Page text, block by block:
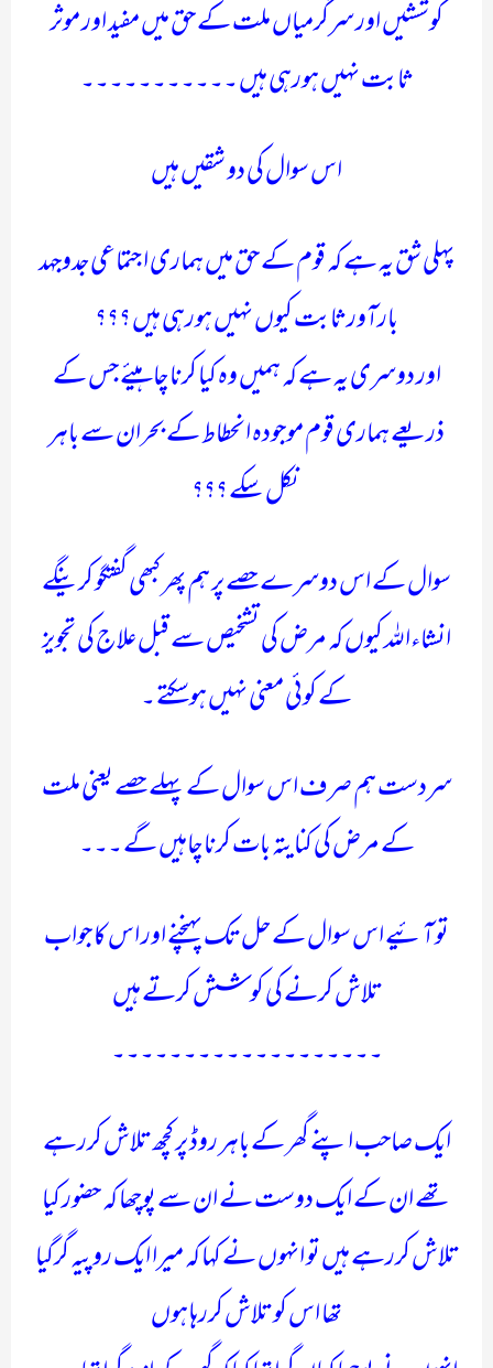
کوششیں اور سرگرمیاں ملت کے حق میں مفید اور موثر
ثابت نہیں ہورہی ہیں ۔۔۔۔۔۔۔۔۔۔۔
اس سوال کی دو شقیں ہیں
پہلی شق یہ ہے کہ قوم کے حق میں ہماری اجتماعی جدوجہد
بارآور ثابت کیوں نہیں ہورہی ہیں ؟؟؟
اور دوسری یہ ہے کہ ہمیں وہ کیا کرنا چاہیئے جس کے
ذریعے ہماری قوم موجودہ انحطاط کے بحران سے باہر
نکل سکے ؟؟؟
سوال کے اس دوسرے حصے پر ہم پھر کبھی گفتگو کرینگے
انشاءاللہ کیوں کہ مرض کی تشخیص سے قبل علاج کی تجویز
کے کوئی معنی نہیں ہوسکتے ۔
سردست ہم صرف اس سوال کے پہلے حصے یعنی ملت
کے مرض کی کنایتہ بات کرنا چاہیں گے ۔۔۔
تو آئیے اس سوال کے حل تک پہنچنے اور اس کا جواب
تلاش کرنے کی کوشش کرتے ہیں
۔۔۔۔۔۔۔۔۔۔۔۔۔۔۔۔۔۔۔
ایک صاحب اپنے گھر کے باہر روڈ پر کچھ تلاش کررہے
تھے ان کے ایک دوست نے ان سے پوچھا کہ حضور کیا
تلاش کررہے ہیں تو انہوں نے کہا کہ میرا ایک روپیہ گرگیا
تھا اس کو تلاش کررہا ہوں